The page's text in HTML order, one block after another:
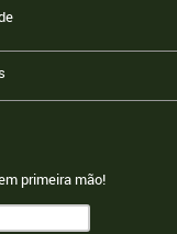
primeira mão!